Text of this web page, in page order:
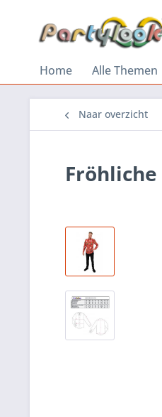
Home Alle Themen
Naar overzicht